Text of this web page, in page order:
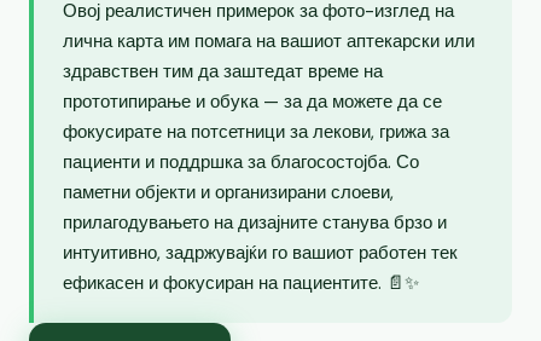
Овој реалистичен примерок за фото-изглед на
лична карта им помага на вашиот аптекарски или
здравствен тим да заштедат време на
прототипирање и обука — за да можете да се
фокусирате на потсетници за лекови, грижа за
пациенти и поддршка за благосостојба. Со
паметни објекти и организирани слоеви,
прилагодувањето на дизајните станува брзо и
интуитивно, задржувајќи го вашиот работен тек
ефикасен и фокусиран на пациентите. 📄✨